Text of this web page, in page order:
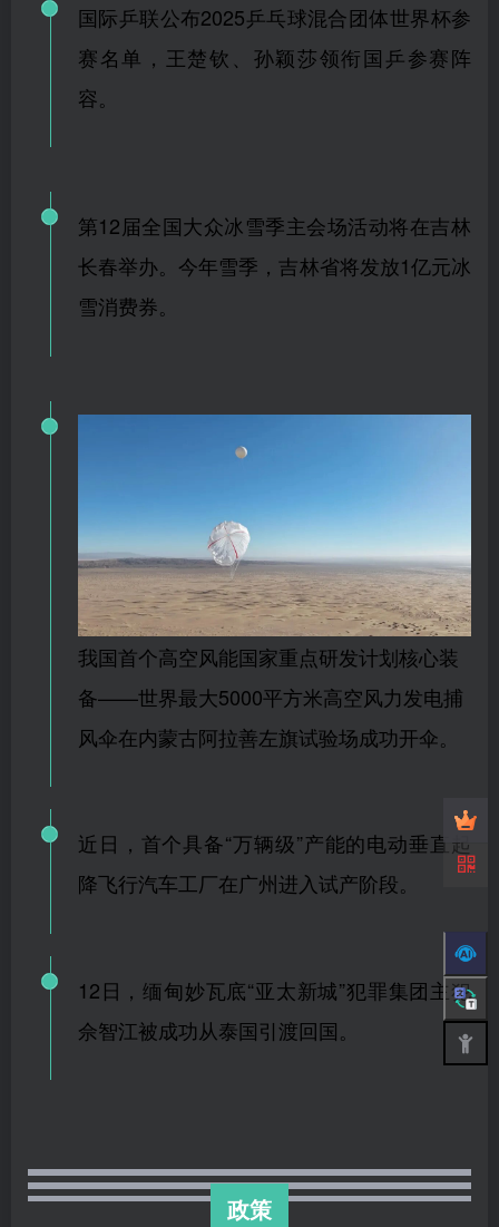
国际乒联公布2025乒乓球混合团体世界杯参
赛名单，王楚钦、孙颖莎领衔国乒参赛阵
容。
第12届全国大众冰雪季主会场活动将在吉林
长春举办。今年雪季，吉林省将发放1亿元冰
雪消费券。
我国首个高空风能国家重点研发计划核心装
备——世界最大5000平方米高空风力发电捕
风伞在内蒙古阿拉善左旗试验场成功开伞。
近日，首个具备“万辆级”产能的电动垂直起
降飞行汽车工厂在广州进入试产阶段。
12日，缅甸妙瓦底“亚太新城”犯罪集团主犯
佘智江被成功从泰国引渡回国。
政策